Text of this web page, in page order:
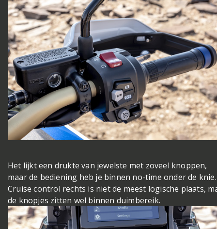
Het lijkt een drukte van jewelste met zoveel knoppen,
maar de bediening heb je binnen no-time onder de knie.
Cruise control rechts is niet de meest logische plaats,
de knopjes zitten wel binnen duimbereik.